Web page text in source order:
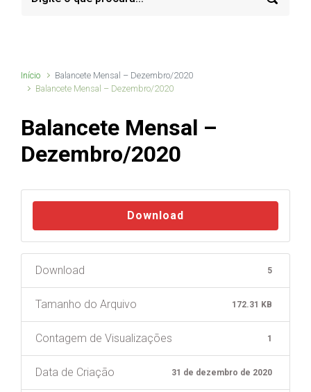
Início
Balancete Mensal – Dezembro/2020
Balancete Mensal – Dezembro/2020
Balancete Mensal –
Dezembro/2020
Download
Download 5
Tamanho do Arquivo 172.31 KB
Contagem de Visualizações 1
Data de Criação 31 de dezembro de 2020